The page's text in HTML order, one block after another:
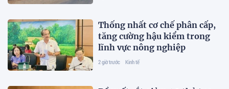
Thống nhất cơ chế phân cấp,
tăng cường hậu kiểm trong
lĩnh vực nông nghiệp
2 giờ trước Kinh tế